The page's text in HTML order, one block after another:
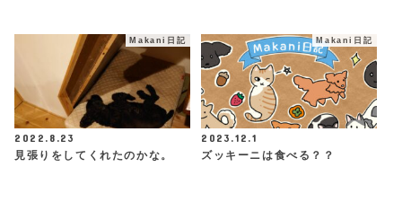
Makani日記
2022.8.23
見張りをしてくれたのかな。
Makani日記
2023.12.1
ズッキーニは食べる？？